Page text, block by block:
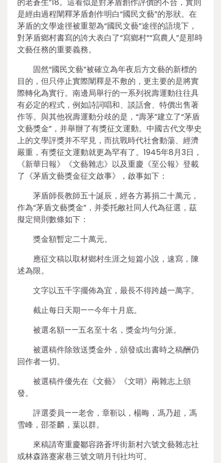
是經由過程闡釋茅盾創作明白“國民文藝”的形狀。在
茅盾的文學途徑被重塑為“國民文藝”途徑的語境下，
對茅盾鄉村書寫的誇大表白了“寫鄉村”“寫農人”是那時
文藝任務的重要義務。
固然“國民文藝”被確立為年夜后方文藝的新標的
目的，但只停止實際闡釋是不敷的，更主要的是將實
際轉化為實行。南邊局舉行的一系列祝壽運動往往具
有必定的程式，例如詩詞唱和、談話會、特價出售著
作等。與其他祝壽運動分歧的是，“壽茅”建立了“茅盾
文藝獎金”，并舉辦了有獎征文運動。中國古代文學史
上的文學評獎并不罕見，而抗戰時代社會動蕩、經濟
嚴重，有獎征文運動就更為罕有了。1945年8月3日，
《新華日報》《文藝雜志》以及重慶《至公報》登載
了《茅盾文藝獎金征文啟事》，啟事如下：
茅盾師長教師五十誕辰，經各方募捐二十萬元，
作為“茅盾文藝獎金”，并委托敝社同人代為征選，茲
擬定簡則數條如下：
獎金額暫定二十萬元。
應征文稿以取材鄉村生涯之短篇小說，速寫，陳
述為限。
文字以五千字擺佈為宜，最長不得跨越一萬字。
截止每日天期——今年十月底。
被選名額——五名至十名，獎金均勻分派。
被選稿件除致送獎金外，頒發或出書時之稿酬仍
回作者一切。
被選稿件優先在《文藝》《文哨》兩雜志上頒
發。
評選委員——老舍，章靳以，楊晦，馮乃超，馮
雪峰，邵荃麟，葉以群。
來稿請寄重慶鄒容路蒼坪街新村六號文藝雜志社
或林森路蹇家巷三號文哨月刊社均可。